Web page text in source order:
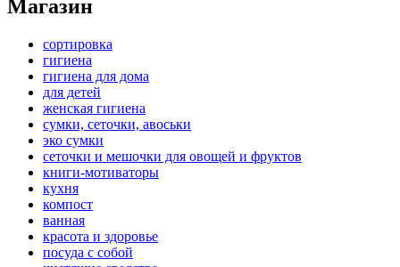
Магазин
сортировка
гигиена
гигиена для дома
для детей
женская гигиена
сумки, сеточки, авоськи
эко сумки
сеточки и мешочки для овощей и фруктов
книги-мотиваторы
кухня
компост
ванная
красота и здоровье
посуда с собой